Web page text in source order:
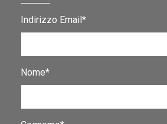
Indirizzo Email*
Nome*